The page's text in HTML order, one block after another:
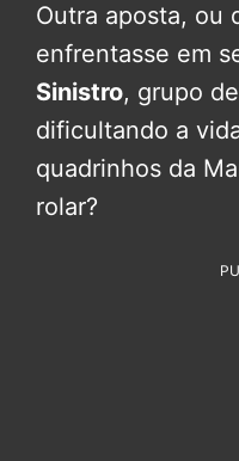
Outra aposta, ou
enfrentasse em
Sinistro, grupo
dificultando a
quadrinhos da
rolar?